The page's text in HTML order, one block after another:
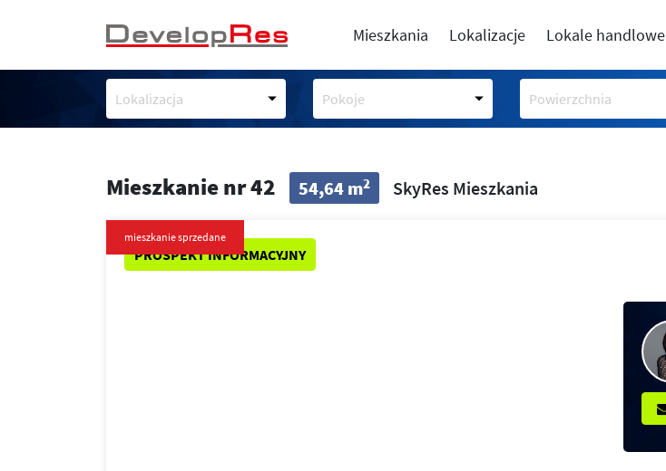
Mieszkania Lokalizacje Lokale handlowe
Lokalizacja Pokoje Powierzchnia
Mieszkanie nr 42 54,64 m2 SkyRes Mieszkania
PROSPEKT INFORMACYJNY
mieszkanie sprzedane